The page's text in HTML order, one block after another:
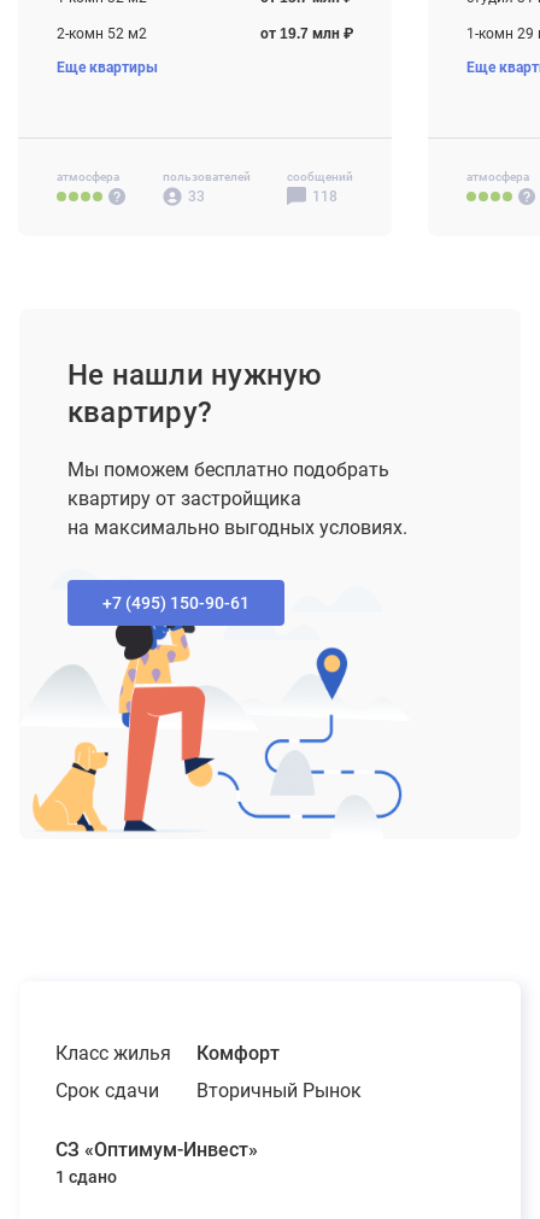
Класс жилья
Комфорт
Срок сдачи
Вторичный Рынок
СЗ «Оптимум-Инвест»
1 сдано
2-комн 52 м2 от 19.7 млн ₽
3-комн 63 м2
Еще квартиры
атмосфера пользователей
33
сообщений
118
1-комн 29
2-комн 47
Еще
атмосфера
Не нашли нужную
квартиру?
Мы поможем бесплатно подобрать
квартиру от застройщика
на максимально выгодных условиях.
+7 (495) 150-90-61‬